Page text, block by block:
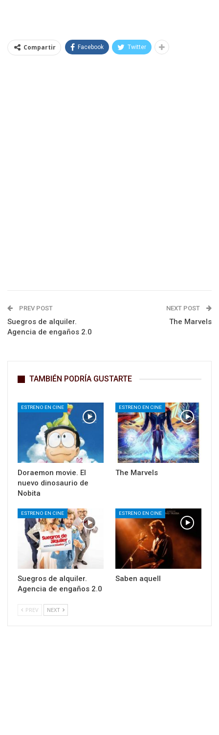
Compartir Facebook Twitter
PREV POST
Suegros de alquiler.
Agencia de engaños 2.0
NEXT POST
The Marvels
TAMBIÉN PODRÍA GUSTARTE
ESTRENO EN CINE
Doraemon movie. El
nuevo dinosaurio de
Nobita
ESTRENO EN CINE
The Marvels
ESTRENO EN CINE
Suegros de alquiler.
Agencia de engaños 2.0
ESTRENO EN CINE
Saben aquell
PREV NEXT